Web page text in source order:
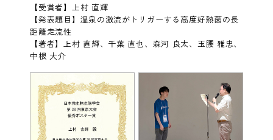
【受賞者】上村 直輝
【発表題目】温泉の激流がトリガーする高度好熱菌の長
距離走流性
【著者】上村 直輝、千葉 直也、森河 良太、玉腰 雅忠、
中根 大介